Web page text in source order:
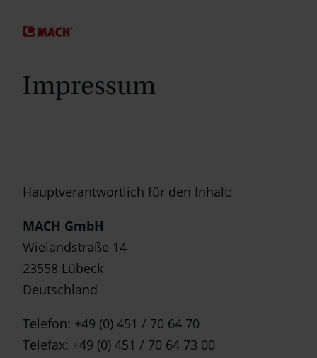
Impressum
Hauptverantwortlich für den Inhalt:
MACH GmbH
Wielandstraße 14
23558 Lübeck
Deutschland
Telefon: +49 (0) 451 / 70 64 70
Telefax: +49 (0) 451 / 70 64 73 00